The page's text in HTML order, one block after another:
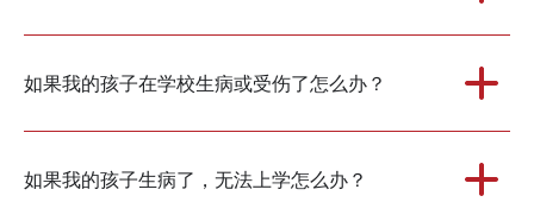
如果我的孩子在学校生病或受伤了怎么办？
如果我的孩子生病了，无法上学怎么办？